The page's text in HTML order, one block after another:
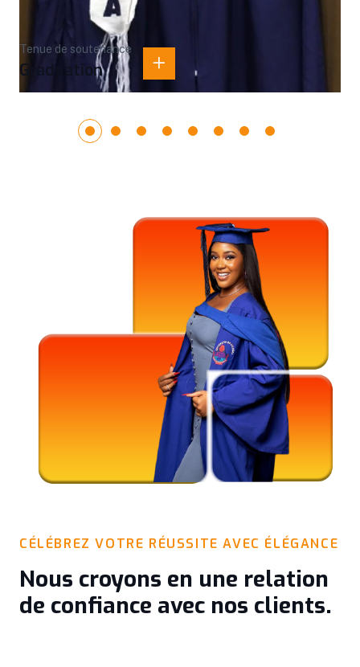
Tenue de soutenance
Graduation
CÉLÉBREZ VOTRE RÉUSSITE AVEC ÉLÉGANCE
Nous croyons en une relation
de confiance avec nos clients.